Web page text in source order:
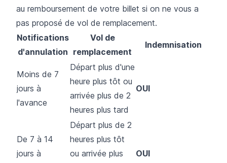
au remboursement de votre billet si on ne vous a
pas proposé de vol de remplacement.
Notifications
d'annulation
Vol de
remplacement
Indemnisation
Moins de 7
jours à
l'avance
Départ plus d'une
heure plus tôt ou
arrivée plus de 2
heures plus tard
OUI
De 7 à 14
jours à
Départ plus de 2
heures plus tôt
ou arrivée plus
OUI